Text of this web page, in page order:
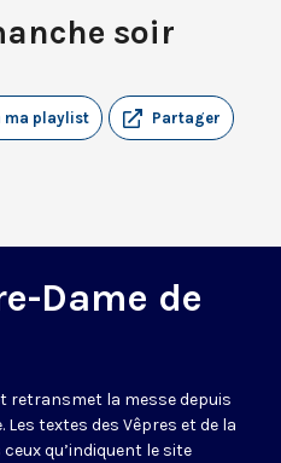
soir
Partager
ma playlist
Dame de
retransmet la messe depuis
textes des Vêpres et de la
qu’indiquent le site